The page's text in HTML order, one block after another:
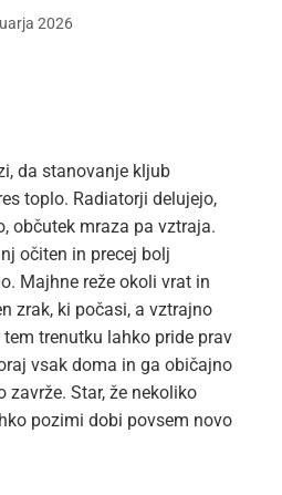
2026
da stanovanje kljub
toplo. Radiatorji delujejo,
občutek mraza pa vztraja.
očiten in precej bolj
Majhne reže okoli vrat in
zrak, ki počasi, a vztrajno
trenutku lahko pride prav
vsak doma in ga običajno
zavrže. Star, že nekoliko
pozimi dobi povsem novo